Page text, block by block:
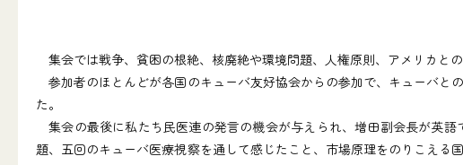
集会では戦争、貧困の根絶、核廃絶や環境問題、人権原則、アメリカと
参加者のほとんどが各国のキューバ友好協会からの参加で、キューバと
た。
集会の最後に私たち民医連の発言の機会が与えられ、増田副会長が英
題、五回のキューバ医療視察を通して感じたこと、市場原理をのりこえ